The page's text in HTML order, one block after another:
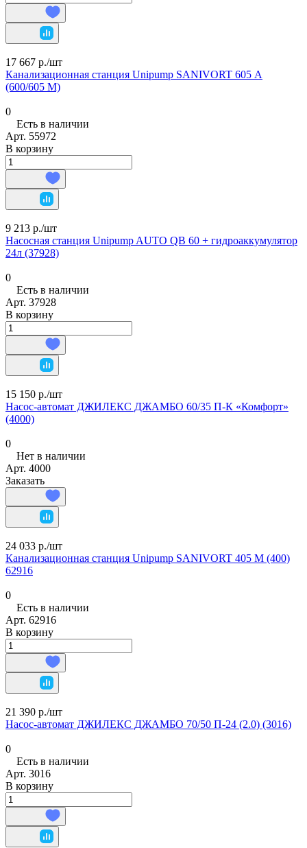
17 667 р./шт
Канализационная станция Unipump SANIVORT 605 А
(600/605 М)
0
Есть в наличии
Арт. 55972
В корзину
9 213 р./шт
Насосная станция Unipump AUTO QB 60 + гидроаккумулятор
24л (37928)
0
Есть в наличии
Арт. 37928
В корзину
15 150 р./шт
Насос-автомат ДЖИЛЕКС ДЖАМБО 60/35 П-К «Комфорт»
(4000)
0
Нет в наличии
Арт. 4000
Заказать
24 033 р./шт
Канализационная станция Unipump SANIVORT 405 М (400)
62916
0
Есть в наличии
Арт. 62916
В корзину
21 390 р./шт
Насос-автомат ДЖИЛЕКС ДЖАМБО 70/50 П-24 (2.0) (3016)
0
Есть в наличии
Арт. 3016
В корзину